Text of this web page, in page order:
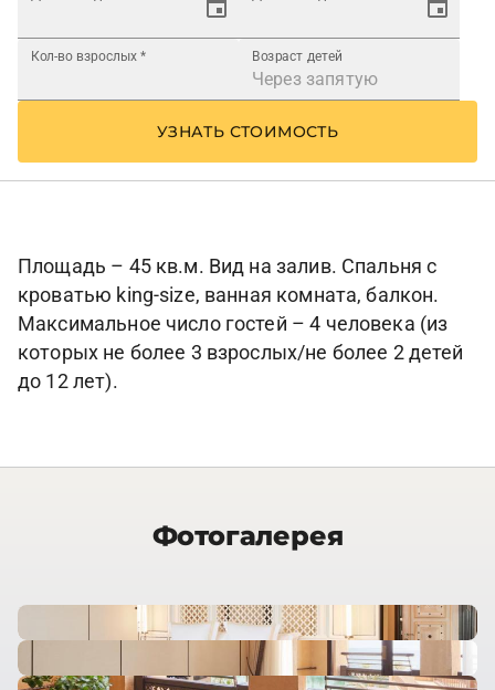
Кол-во взрослых * Возраст детей
УЗНАТЬ СТОИМОСТЬ
Площадь – 45 кв.м. Вид на залив. Спальня с
кроватью king-size, ванная комната, балкон.
Максимальное число гостей – 4 человека (из
которых не более 3 взрослых/не более 2 детей
до 12 лет).
Фотогалерея